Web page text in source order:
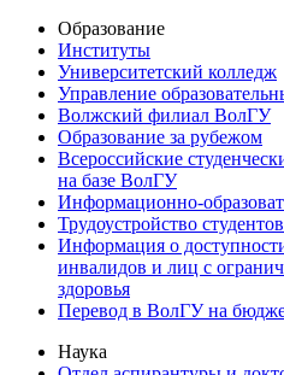
Образование
Институты
Университетский колледж
Управление
Волжский филиал ВолГУ
Образование за рубежом
Всероссийские
на базе ВолГУ
Информационно-
Трудоустройство
Информация о
инвалидов и лиц с
здоровья
Перевод в ВолГУ на
Наука